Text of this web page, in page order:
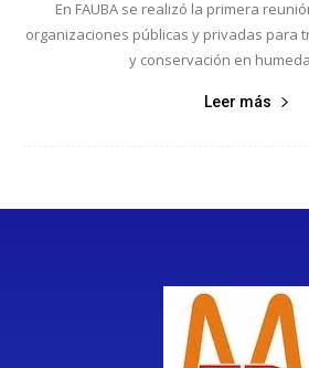
En FAUBA se realizó la primera
organizaciones públicas y privadas para
y conservación en
Leer más